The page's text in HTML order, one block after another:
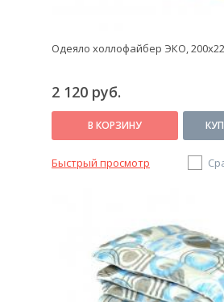
Одеяло холлофайбер ЭКО,
2 120 руб.
В КОРЗИНУ
Быстрый просмотр